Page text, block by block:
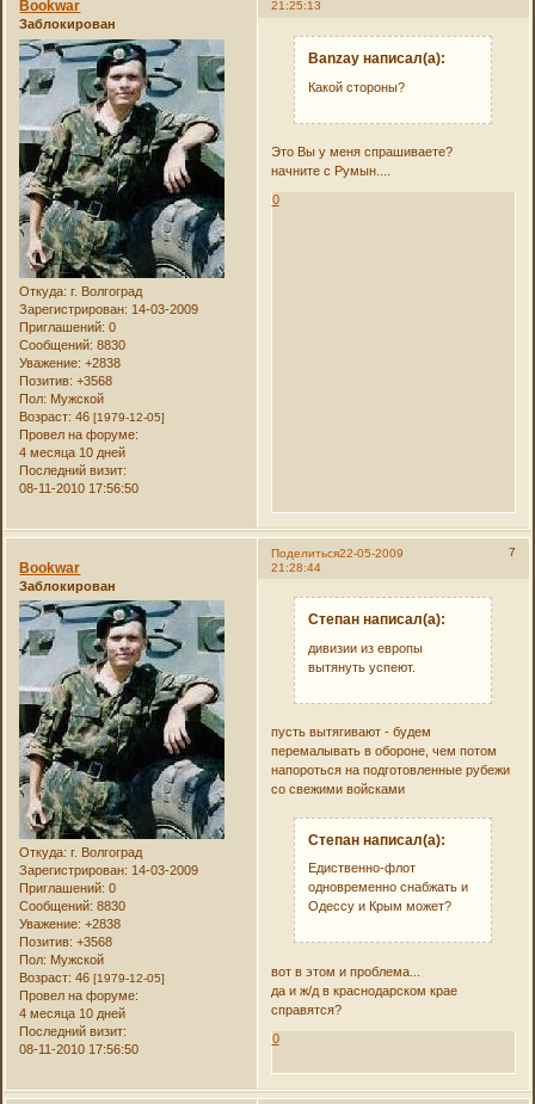
21:25:13
Bookwar
Заблокирован
Откуда: г. Волгоград
Зарегистрирован: 14-03-2009
Приглашений: 0
Сообщений: 8830
Уважение: +2838
Позитив: +3568
Пол: Мужской
Возраст: 46[1979-12-05]
Провел на форуме:
4 месяца 10 дней
Последний визит:
08-11-2010 17:56:50
Banzay написал(а):
Какой стороны?
Это Вы у меня спрашиваете?
начните с Румын....
0
Поделиться 7
22-05-2009
21:28:44
Bookwar
Заблокирован
Откуда: г. Волгоград
Зарегистрирован: 14-03-2009
Приглашений: 0
Сообщений: 8830
Уважение: +2838
Позитив: +3568
Пол: Мужской
Возраст: 46[1979-12-05]
Провел на форуме:
4 месяца 10 дней
Последний визит:
08-11-2010 17:56:50
Степан написал(а):
дивизии из европы
вытянуть успеют.
пусть вытягивают - будем
перемалывать в обороне, чем потом
напороться на подготовленные рубежи
со свежими войсками
Степан написал(а):
Едиственно-флот
одновременно снабжать и
Одессу и Крым может?
вот в этом и проблема...
да и ж/д в краснодарском крае
справятся?
0